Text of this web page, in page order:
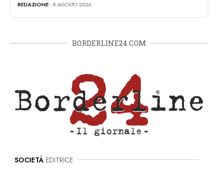
REDAZIONE- 8 AGOSTO 2026
BORDERLINE24.COM
SOCIETÀ EDITRICE